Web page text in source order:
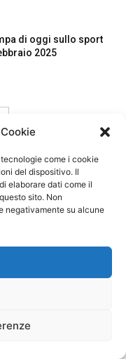
come i cookie
del dispositivo. Il
elaborare dati come il
sito. Non
negativamente su alcune
di oggi sullo sport
2025